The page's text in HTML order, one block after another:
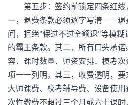
第五步：签约前锁定四条红线
一，退费条款必须逐字写清——退
间，拒绝"保过不过全额退"等模糊
的霸王条款。其二，所有口头承
容、课时数量、师资安排、模考
项一一列明。其三，收费透明，
大师课费、校考辅导费、设备使
次性缴费不超过三个月或六十课